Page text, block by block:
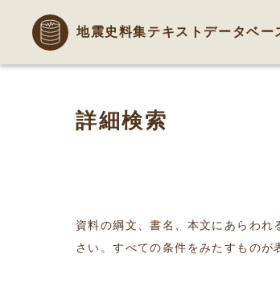
地震史料集テキストデータベー
詳細検索
資料の綱文、書名、本文にあらわ
さい。すべての条件をみたすものが